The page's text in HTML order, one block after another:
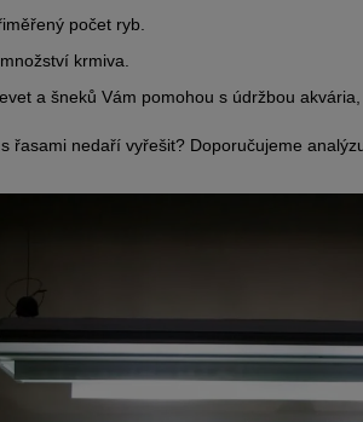
počet ryb.
krmiva.
a šneků Vám pomohou s údržbou
řasami nedaří vyřešit? Doporučujeme